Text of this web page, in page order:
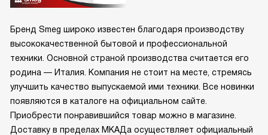
Бренд Smeg широко известен благодаря производству
высококачественной бытовой и профессиональной
техники. Основной страной производства считается его
родина — Италия. Компания не стоит на месте, стремясь
улучшить качество выпускаемой ими техники. Все новинки
появляются в каталоге на официальном сайте.
Приобрести понравившийся товар можно в магазине.
Доставку в пределах МКАДа осуществляет официальный